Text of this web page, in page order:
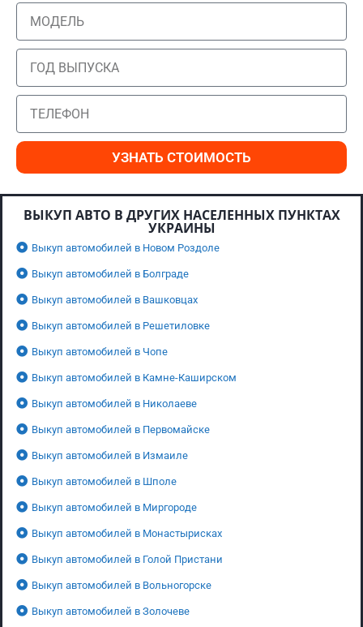
УЗНАТЬ СТОИМОСТЬ
ВЫКУП АВТО В ДРУГИХ НАСЕЛЕННЫХ ПУНКТАХ
УКРАИНЫ
Выкуп автомобилей в Новом Роздоле
Выкуп автомобилей в Болграде
Выкуп автомобилей в Вашковцах
Выкуп автомобилей в Решетиловке
Выкуп автомобилей в Чопе
Выкуп автомобилей в Камне-Каширском
Выкуп автомобилей в Николаеве
Выкуп автомобилей в Первомайске
Выкуп автомобилей в Измаиле
Выкуп автомобилей в Шполе
Выкуп автомобилей в Миргороде
Выкуп автомобилей в Монастырисках
Выкуп автомобилей в Голой Пристани
Выкуп автомобилей в Вольногорске
Выкуп автомобилей в Золочеве